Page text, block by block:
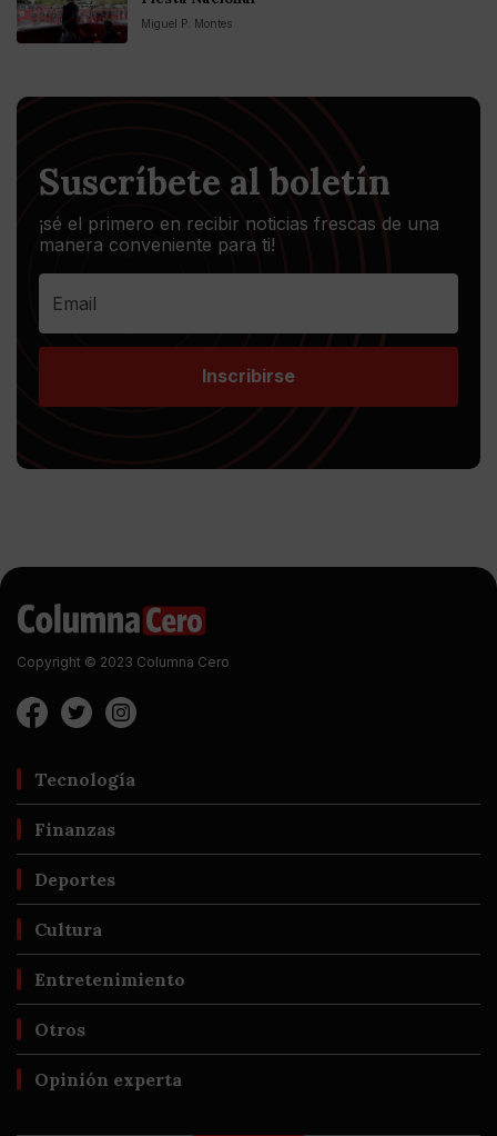
Miguel P. Montes
Suscríbete al boletín
¡sé el primero en recibir noticias frescas de una
manera conveniente para ti!
Inscribirse
Copyright © 2023 Columna Cero
Tecnología
Finanzas
Deportes
Cultura
Entretenimiento
Otros
Opinión experta